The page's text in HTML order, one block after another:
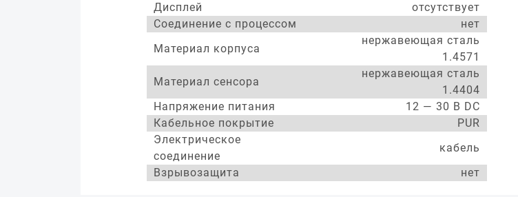
Дисплей
отсутствует
Соединение с процессом
нет
Материал корпуса
нержавеющая сталь
1.4571
Материал сенсора
нержавеющая сталь
1.4404
Напряжение питания
12 — 30 В DC
Кабельное покрытие
PUR
Электрическое
соединение
кабель
Взрывозащита
нет